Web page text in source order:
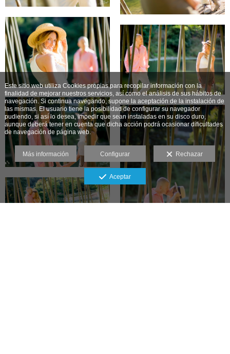
Este sitio web utiliza Cookies propias para recopilar información con la
finalidad de mejorar nuestros servicios, así como el análisis de sus hábitos de
navegación. Si continua navegando, supone la aceptación de la instalación de
las mismas. El usuario tiene la posibilidad de configurar su navegador
pudiendo, si así lo desea, impedir que sean instaladas en su disco duro,
aunque deberá tener en cuenta que dicha acción podrá ocasionar dificultades
de navegación de página web.
Más información Configurar Rechazar
Aceptar